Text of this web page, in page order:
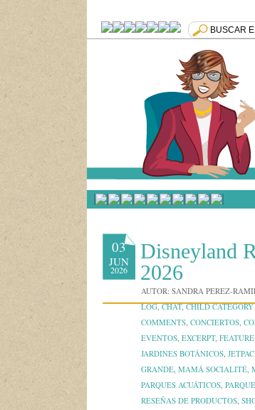
»
03
JUN
2026
Disneyland
2026
AUTOR: SANDRA PEREZ-
LOG,CHAT,CHILD
COMMENTS, CONCIERTOS,
EVENTOS, EXCERPT,
JARDINES BOTÁNICOS,
GRANDE, MAMÁ SOCIALITÉ,
PARQUES ACUÁTICOS,
RESEÑAS DE PRODUCTOS,